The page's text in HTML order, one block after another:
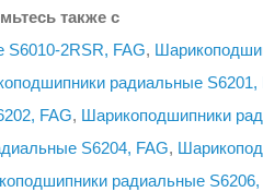
также с
2RSR, FAG,
радиальные S6201,
FAG, Шарикоподшипники
S6204, FAG,
радиальные S6206,